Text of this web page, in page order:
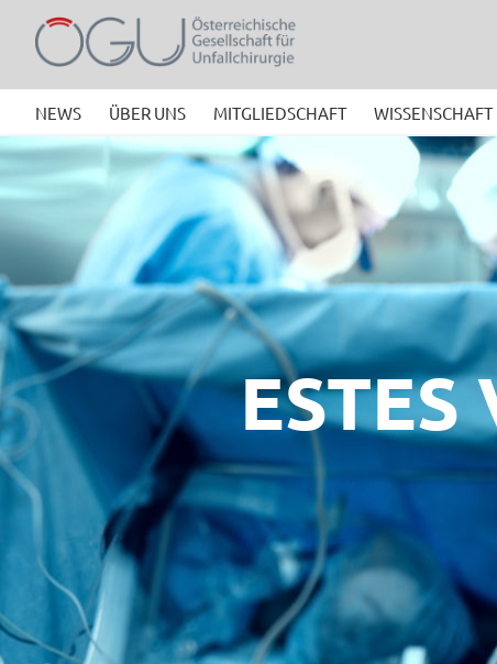
Inhalt
springen
NEWS ÜBER UNS MITGLIEDSCHAFT WISSENSCHAFT